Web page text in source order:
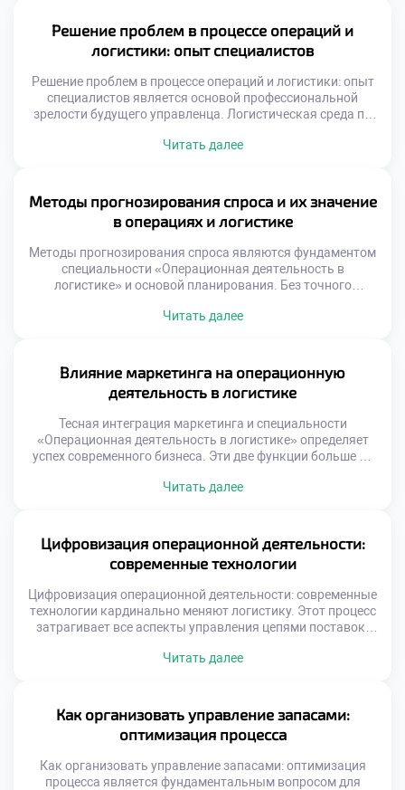
Выпускники должны уметь обеспечивать
бесперебойность всех процессов. Навык предотвращения
сбоев ценится работодателями чрезвычайно высоко.
Профессионализм измеряется именно отсутствием […]
Решение проблем в процессе операций и
логистики: опыт специалистов
Решение проблем в процессе операций и логистики: опыт
специалистов является основой профессиональной
зрелости будущего управленца. Логистическая среда по
цепочках поставок происходят регулярно независимо от
должны осознавать, что проблемы являются частью
работы. Теоретические знания создают базу для
принятия решений […]
Читать далее
Методы прогнозирования спроса и их значение
в операциях и логистике
Методы прогнозирования спроса являются фундаментом
специальности «Операционная деятельность в
логистике» и основой планирования. Без точного
эффективную цепь поставок. Ошибки в прогнозах ведут к
операционные задачи. Качественный прогноз
синхронизирует закупки, производство и доставку.
Баланс между спросом и предложением достигается
Читать далее
Влияние маркетинга на операционную
деятельность в логистике
Тесная интеграция маркетинга и специальности
«Операционная деятельность в логистике» определяет
успех современного бизнеса. Эти две функции больше не
обещания формируют требования к операционным
Гармония между отделами создает устойчивое
конкурентное преимущество на рынке. Конфликт
интересов между продажами и операциями является
классической […]
Читать далее
Цифровизация операционной деятельности:
современные технологии
Цифровизация операционной деятельности: современные
технологии кардинально меняют логистику. Этот процесс
затрагивает все аспекты управления цепями поставок.
интеллектуальным системам. Данные становятся
Выпускники должны свободно ориентироваться в
цифровом ландшафте. Технологическая грамотность
является базовой компетенцией сегодня. Будущее
Трансформация […]
Читать далее
Как организовать управление запасами:
оптимизация процесса
Как организовать управление запасами: оптимизация
процесса является фундаментальным вопросом для